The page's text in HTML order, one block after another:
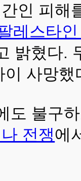
인 피해
레스타
밝혔다.
사망했
도 불구
전쟁에